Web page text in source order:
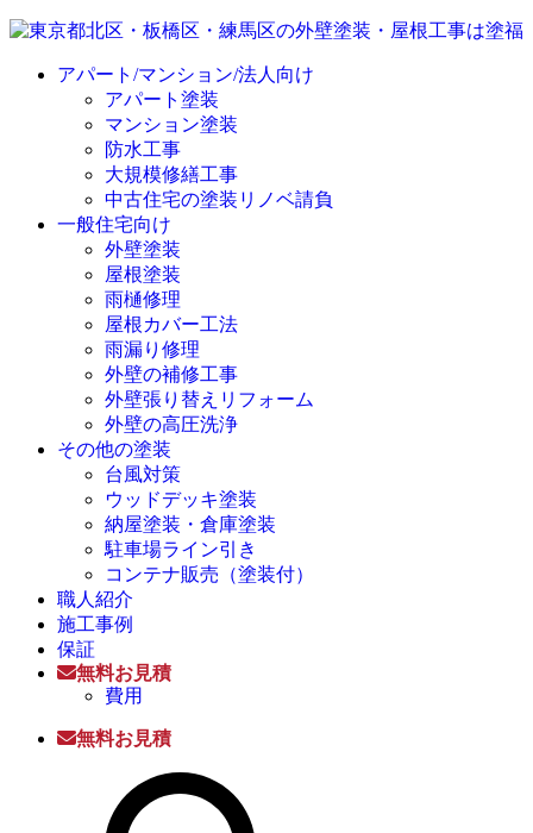
アパート/マンション/法人向け
アパート塗装
マンション塗装
防水工事
大規模修繕工事
中古住宅の塗装リノベ請負
一般住宅向け
外壁塗装
屋根塗装
雨樋修理
屋根カバー工法
雨漏り修理
外壁の補修工事
外壁張り替えリフォーム
外壁の高圧洗浄
その他の塗装
台風対策
ウッドデッキ塗装
納屋塗装・倉庫塗装
駐車場ライン引き
コンテナ販売（塗装付）
職人紹介
施工事例
保証
無料お見積
費用
無料お見積